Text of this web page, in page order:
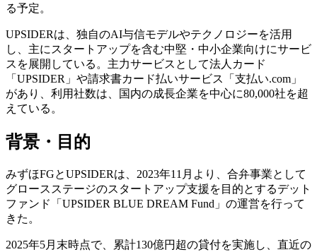
る予定。
UPSIDERは、独自のAI与信モデルやテクノロジーを活用
し、主にスタートアップを含む中堅・中小企業向けにサービ
スを展開している。主力サービスとして法人カード
「UPSIDER」や請求書カード払いサービス「支払い.com」
があり、利用社数は、国内の成長企業を中心に80,000社を超
えている。
背景・目的
みずほFGとUPSIDERは、2023年11月より、合弁事業として
グロースステージのスタートアップ支援を目的とするデット
ファンド「UPSIDER BLUE DREAM Fund」の運営を行って
きた。
2025年5月末時点で、累計130億円超の貸付を実施し、直近の